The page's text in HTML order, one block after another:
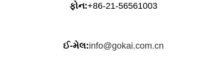
ફોન:+86-21-56561003
ઈ-મેલ:info@gokai.com.cn